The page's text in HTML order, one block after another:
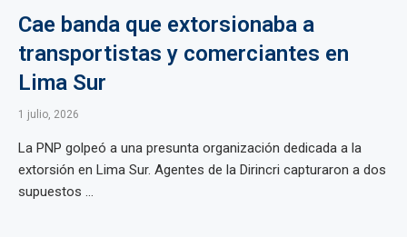
Cae banda que extorsionaba a
transportistas y comerciantes en
Lima Sur
1 julio, 2026
La PNP golpeó a una presunta organización dedicada a la
extorsión en Lima Sur. Agentes de la Dirincri capturaron a dos
supuestos ...